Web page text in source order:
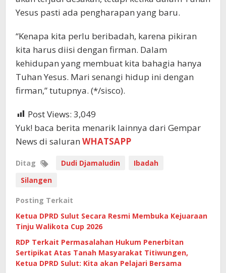
Yesus pasti ada pengharapan yang baru.
“Kenapa kita perlu beribadah, karena pikiran
kita harus diisi dengan firman. Dalam
kehidupan yang membuat kita bahagia hanya
Tuhan Yesus. Mari senangi hidup ini dengan
firman,” tutupnya. (*/sisco).
Post Views: 3,049
Yuk! baca berita menarik lainnya dari Gempar
News di saluran WHATSAPP
Ditag Dudi Djamaludin
Ibadah
Silangen
Posting Terkait
Ketua DPRD Sulut Secara Resmi Membuka Kejuaraan
Tinju Walikota Cup 2026
RDP Terkait Permasalahan Hukum Penerbitan
Sertipikat Atas Tanah Masyarakat Titiwungen,
Ketua DPRD Sulut: Kita akan Pelajari Bersama